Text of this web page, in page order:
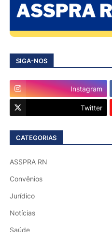
SIGA-NOS
Instagram
Twitter
CATEGORIAS
ASSPRA RN
Convênios
Jurídico
Notícias
Saúde